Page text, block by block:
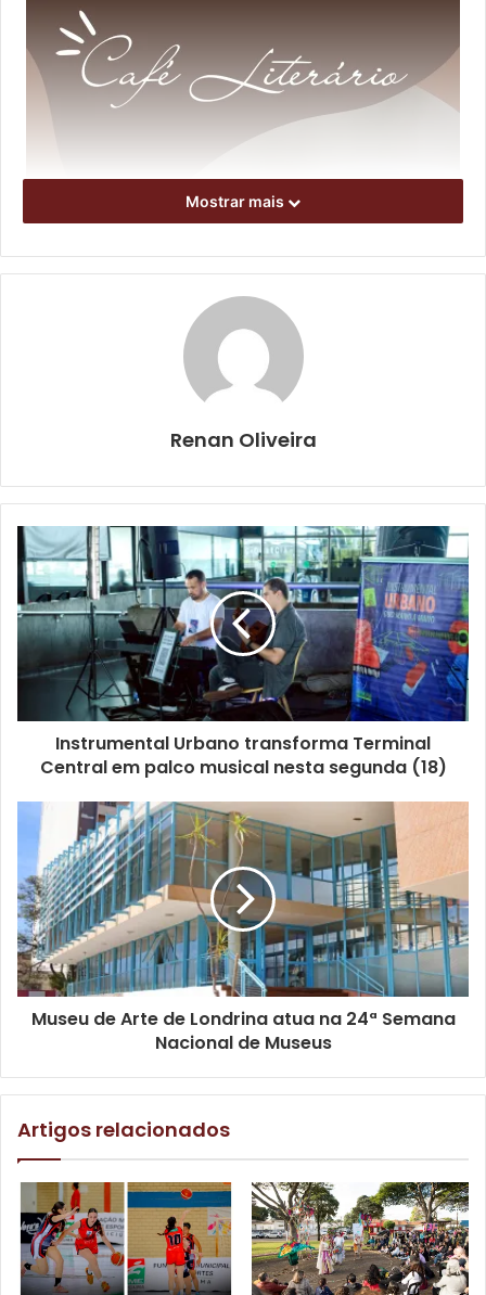
Foto: Divulgação
Será um momento descontraído de resenha com
exposição de fotografias do autor, montada na Biblioteca
Preta da Casa da Vila. O encontro traz à tona um pouco
mais sobre a caminhada do fotógrafo, sendo esta a
primeira edição de 2026 do Café Literário.
Com marcante teor social, o trabalho de Gustavo Carneiro
registra a vida pulsante em bairros periféricos, traçando
diferentes nuances, e também dá luz ao dinamismo
urbano e paisagens naturais, além de atuações voltadas ao
universo da moda, entre outras empreitadas culturais. É
idealizador do projeto Cores do Gueto, existente desde
2015, que documenta crianças em vulnerabilidade social
de áreas da periferia.
De acordo com o bibliotecário responsável pela Biblioteca
sua ligação com a literatura e a linguagem periférica. “O
registra o cotidiano da periferia, também tendo sua marca
atuando em videoclipes de rap, então será uma ótima
oportunidade para o público conhecer seu trabalho de
forma mais abrangente”, convidou.
Mostrar mais
Renan Oliveira
Instrumental Urbano transforma Terminal
Central em palco musical nesta segunda (18)
Museu de Arte de Londrina atua na 24ª Semana
Nacional de Museus
Artigos relacionados